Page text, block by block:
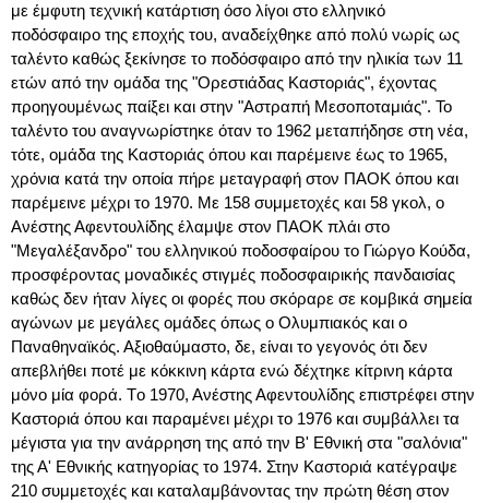
με έμφυτη τεχνική κατάρτιση όσο λίγοι στο ελληνικό
ποδόσφαιρο της εποχής του, αναδείχθηκε από πολύ νωρίς ως
ταλέντο καθώς ξεκίνησε το ποδόσφαιρο από την ηλικία των 11
ετών από την ομάδα της "Ορεστιάδας Καστοριάς", έχοντας
προηγουμένως παίξει και στην "Αστραπή Μεσοποταμιάς". Το
ταλέντο του αναγνωρίστηκε όταν το 1962 μεταπήδησε στη νέα,
τότε, ομάδα της Καστοριάς όπου και παρέμεινε έως το 1965,
χρόνια κατά την οποία πήρε μεταγραφή στον ΠΑΟΚ όπου και
παρέμεινε μέχρι το 1970. Με 158 συμμετοχές και 58 γκολ, ο
Ανέστης Αφεντουλίδης έλαμψε στον ΠΑΟΚ πλάι στο
"Μεγαλέξανδρο" του ελληνικού ποδοσφαίρου το Γιώργο Κούδα,
προσφέροντας μοναδικές στιγμές ποδοσφαιρικής πανδαισίας
καθώς δεν ήταν λίγες οι φορές που σκόραρε σε κομβικά σημεία
αγώνων με μεγάλες ομάδες όπως ο Ολυμπιακός και ο
Παναθηναϊκός. Αξιοθαύμαστο, δε, είναι το γεγονός ότι δεν
απεβλήθει ποτέ με κόκκινη κάρτα ενώ δέχτηκε κίτρινη κάρτα
μόνο μία φορά. Tο 1970, Ανέστης Αφεντουλίδης επιστρέφει στην
Καστοριά όπου και παραμένει μέχρι το 1976 και συμβάλλει τα
μέγιστα για την ανάρρηση της από την Β' Εθνική στα "σαλόνια"
της Α' Εθνικής κατηγορίας το 1974. Στην Καστοριά κατέγραψε
210 συμμετοχές και καταλαμβάνοντας την πρώτη θέση στον